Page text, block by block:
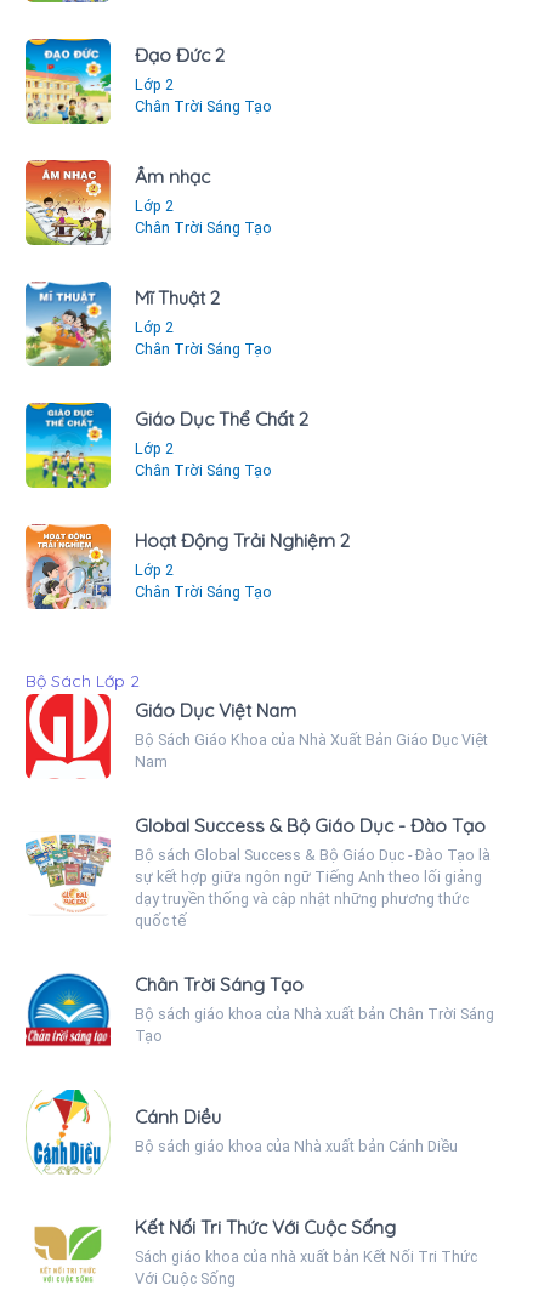
Đạo Đức 2
Lớp 2
Chân Trời Sáng Tạo
Âm nhạc
Lớp 2
Chân Trời Sáng Tạo
Mĩ Thuật 2
Lớp 2
Chân Trời Sáng Tạo
Giáo Dục Thể Chất 2
Lớp 2
Chân Trời Sáng Tạo
Hoạt Động Trải Nghiệm 2
Lớp 2
Chân Trời Sáng Tạo
Bộ Sách Lớp 2
Giáo Dục Việt Nam
Bộ Sách Giáo Khoa của Nhà Xuất Bản Giáo Dục Việt
Nam
Global Success & Bộ Giáo Dục - Đào Tạo
Bộ sách Global Success & Bộ Giáo Dục - Đào Tạo là
sự kết hợp giữa ngôn ngữ Tiếng Anh theo lối giảng
dạy truyền thống và cập nhật những phương thức
quốc tế
Chân Trời Sáng Tạo
Bộ sách giáo khoa của Nhà xuất bản Chân Trời Sáng
Tạo
Cánh Diều
Bộ sách giáo khoa của Nhà xuất bản Cánh Diều
Kết Nối Tri Thức Với Cuộc Sống
Sách giáo khoa của nhà xuất bản Kết Nối Tri Thức
Với Cuộc Sống